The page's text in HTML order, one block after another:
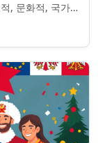
, 문화적, 국가